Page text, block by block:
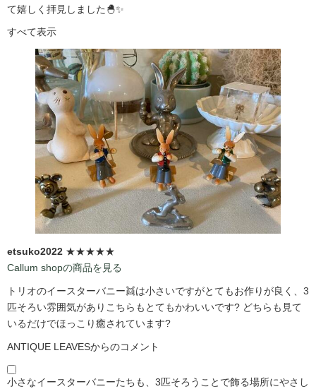
て嬉しく拝見しました🐣✨
すべて表示
etsuko2022 ★★★★★
Callum shopの商品を見る
トリオのイースターバニー👯は小さいですがとてもお作りが良く、3
匹そろい雰囲気がありこちらもとてもかわいいです?️ どちらも見て
いるだけでほっこり癒されています?️
ANTIQUE LEAVESからのコメント
小さなイースターバニーたちも、3匹そろうことで飾る場所にやさし